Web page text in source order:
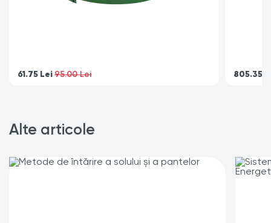
61.75 Lei95.00 Lei 805.35
Alte articole